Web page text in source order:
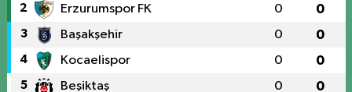
2 Erzurumspor FK 0 0
3 Başakşehir 0 0
4 Kocaelispor 0 0
5 Beşiktaş 0 0